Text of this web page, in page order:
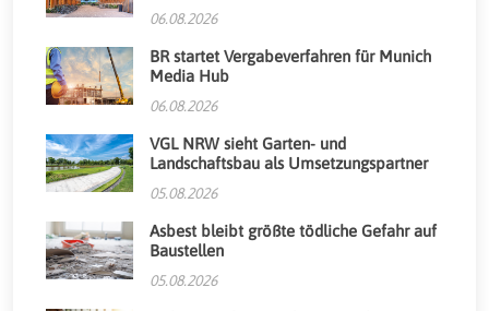
06.08.2026
BR startet Vergabeverfahren für Munich
Media Hub
06.08.2026
VGL NRW sieht Garten- und
Landschaftsbau als Umsetzungspartner
05.08.2026
Asbest bleibt größte tödliche Gefahr auf
Baustellen
05.08.2026